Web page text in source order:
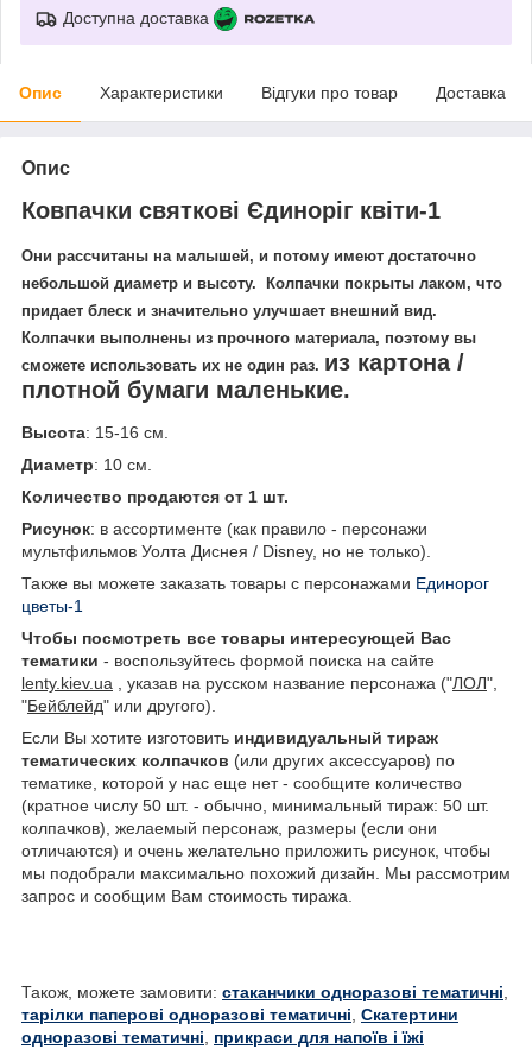
Доступна доставка
Опис Характеристики Відгуки про товар Доставка
Опис
Ковпачки святкові Єдиноріг квіти-1
Они рассчитаны на малышей, и потому имеют достаточно
небольшой диаметр и высоту. Колпачки покрыты лаком, что
придает блеск и значительно улучшает внешний вид.
Колпачки выполнены из прочного материала, поэтому вы
сможете использовать их не один раз. из картона /
плотной бумаги маленькие.
Высота: 15-16 см.
Диаметр: 10 см.
Количество продаются от 1 шт.
Рисунок: в ассортименте (как правило - персонажи
мультфильмов Уолта Диснея / Disney, но не только).
Также вы можете заказать товары с персонажами Единорог
цветы-1
Чтобы посмотреть все товары интересующей Вас
тематики - воспользуйтесь формой поиска на сайте
lenty.kiev.ua , указав на русском название персонажа ("ЛОЛ",
"Бейблейд" или другого).
Если Вы хотите изготовить индивидуальный тираж
тематических колпачков (или других аксессуаров) по
тематике, которой у нас еще нет - сообщите количество
(кратное числу 50 шт. - обычно, минимальный тираж: 50 шт.
колпачков), желаемый персонаж, размеры (если они
отличаются) и очень желательно приложить рисунок, чтобы
мы подобрали максимально похожий дизайн. Мы рассмотрим
запрос и сообщим Вам стоимость тиража.
Також, можете замовити: стаканчики одноразові тематичні
тарілки паперові одноразові тематичні Скатертини
одноразові тематичні
прикраси для напоїв і їжі